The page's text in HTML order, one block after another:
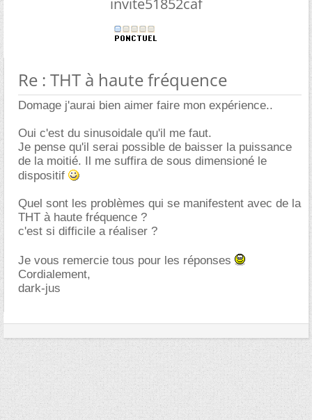
invite51852caf
Re : THT à haute fréquence
Domage j'aurai bien aimer faire mon expérience..
Oui c'est du sinusoidale qu'il me faut.
Je pense qu'il serai possible de baisser la puissance
de la moitié. Il me suffira de sous dimensioné le
dispositif
Quel sont les problèmes qui se manifestent avec de la
THT à haute fréquence ?
c'est si difficile a réaliser ?
Je vous remercie tous pour les réponses
Cordialement,
dark-jus